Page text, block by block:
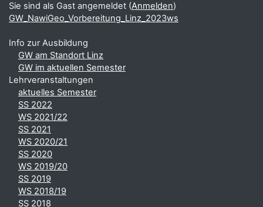
Sie sind als Gast angemeldet (Anmelden)
GW_NawiGeo_Vorbereitung_Linz_2023ws
Info zur Ausbildung
GW am Standort Linz
GW im aktuellen Semester
Lehrveranstaltungen
aktuelles Semester
SS 2022
WS 2021/22
SS 2021
WS 2020/21
SS 2020
WS 2019/20
SS 2019
WS 2018/19
SS 2018